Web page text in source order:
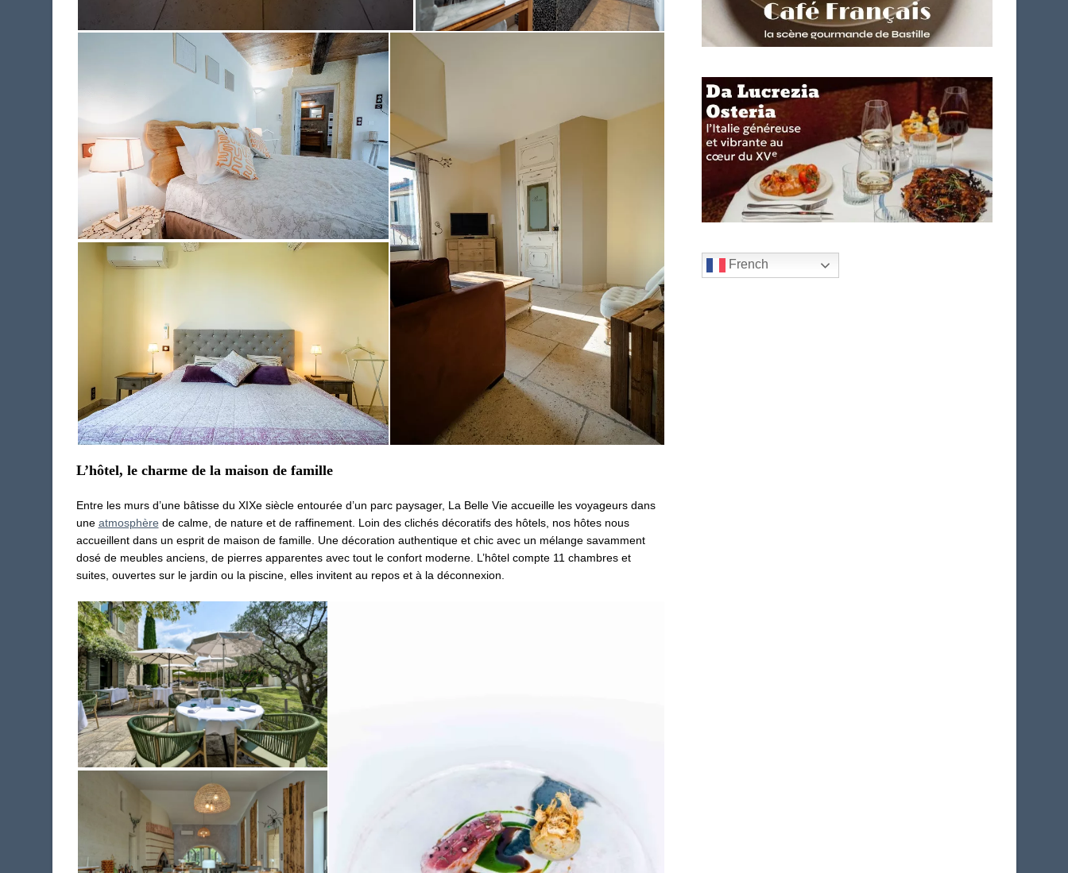
L’hôtel, le charme de la maison de famille
Entre les murs d’une bâtisse du XIXe siècle entourée d’un parc paysager, La Belle Vie accueille les voyageurs dans
une atmosphère de calme, de nature et de raffinement. Loin des clichés décoratifs des hôtels, nos hôtes nous
accueillent dans un esprit de maison de famille. Une décoration authentique et chic avec un mélange savamment
dosé de meubles anciens, de pierres apparentes avec tout le confort moderne. L’hôtel compte 11 chambres et
suites, ouvertes sur le jardin ou la piscine, elles invitent au repos et à la déconnexion.
French